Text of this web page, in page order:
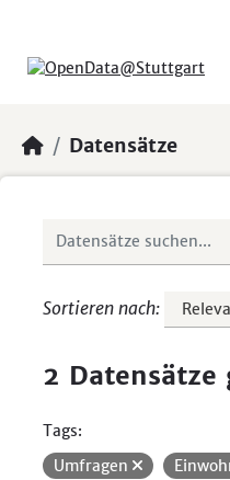
Datensätze
Sortieren nach
2 Datensätze
Tags:
Umfragen